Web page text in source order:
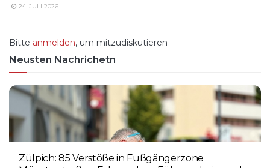
24. JULI 2026
Bitte anmelden, um mitzudiskutieren
Neusten Nachrichetn
Zülpich: 85 Verstöße in Fußgängerzone